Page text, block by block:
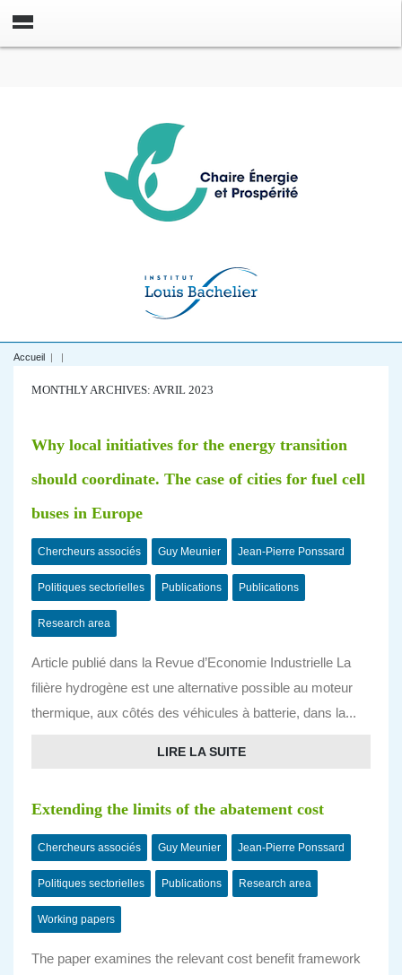
Accueil | |
MONTHLY ARCHIVES: AVRIL 2023
Why local initiatives for the energy transition
should coordinate. The case of cities for fuel cell
buses in Europe
Chercheurs associés Guy Meunier Jean-Pierre Ponssard
Politiques sectorielles Publications Publications
Research area
Article publié dans la Revue d’Economie Industrielle La
filière hydrogène est une alternative possible au moteur
thermique, aux côtés des véhicules à batterie, dans la...
LIRE LA SUITE
Extending the limits of the abatement cost
Chercheurs associés Guy Meunier Jean-Pierre Ponssard
Politiques sectorielles Publications Research area
Working papers
The paper examines the relevant cost benefit framework